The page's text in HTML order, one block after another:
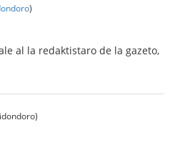
)
al la redaktistaro de la gazeto,